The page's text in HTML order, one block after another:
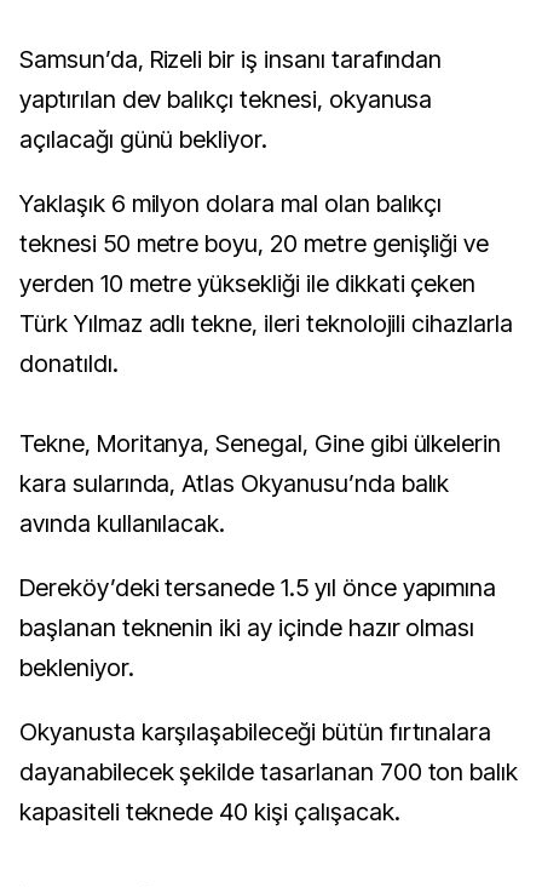
Samsun’da, Rizeli bir iş insanı tarafından
yaptırılan dev balıkçı teknesi, okyanusa
açılacağı günü bekliyor.
Yaklaşık 6 milyon dolara mal olan balıkçı
teknesi 50 metre boyu, 20 metre genişliği ve
yerden 10 metre yüksekliği ile dikkati çeken
Türk Yılmaz adlı tekne, ileri teknolojili cihazlarla
donatıldı.
Tekne, Moritanya, Senegal, Gine gibi ülkelerin
kara sularında, Atlas Okyanusu’nda balık
avında kullanılacak.
Dereköy’deki tersanede 1.5 yıl önce yapımına
başlanan teknenin iki ay içinde hazır olması
bekleniyor.
Okyanusta karşılaşabileceği bütün fırtınalara
dayanabilecek şekilde tasarlanan 700 ton balık
kapasiteli teknede 40 kişi çalışacak.